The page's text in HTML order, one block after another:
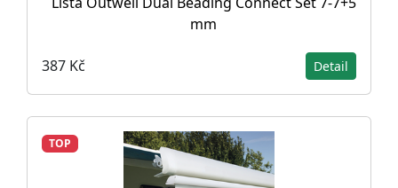
mm
387 Kč Detail
TOP